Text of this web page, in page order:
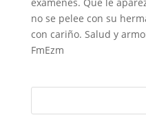
no se pelee con su
con cariño. Salud y
FmEzm